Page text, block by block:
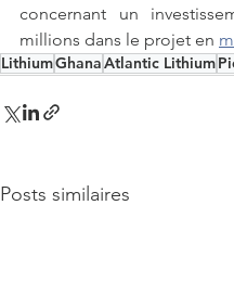
concernant un
millions dans le projet en
LithiumGhanaAtlantic Lithium
Posts similaires